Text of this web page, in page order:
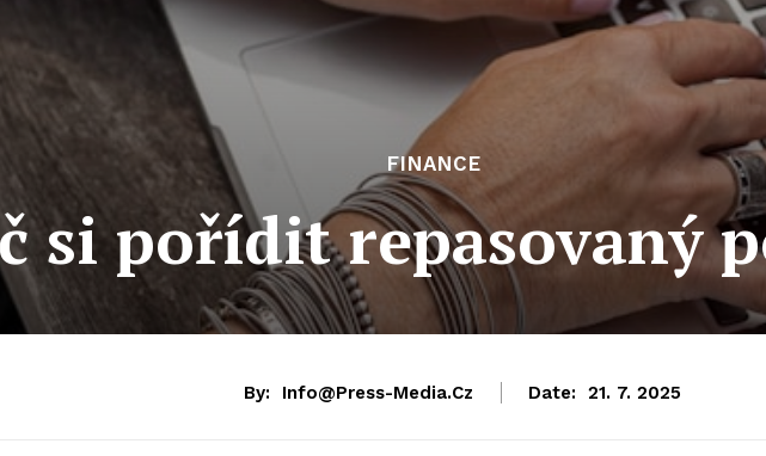
FINANCE
si pořídit repasovaný
By: Info@press-Media.cz Date: 21. 7. 2025